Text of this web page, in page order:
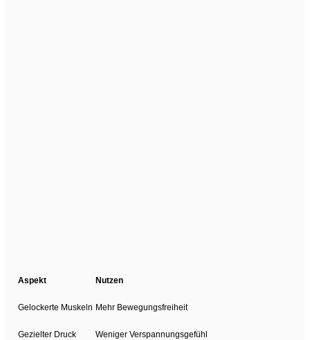
Aspekt Nutzen
Gelockerte Muskeln Mehr Bewegungsfreiheit
Gezielter Druck Weniger Verspannungsgefühl